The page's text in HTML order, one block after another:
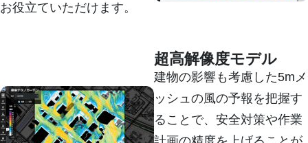
お役立ていただけます。
超高解像度モデル
建物の影響も考慮した5mメ
ッシュの風の予報を把握す
ることで、安全対策や作業